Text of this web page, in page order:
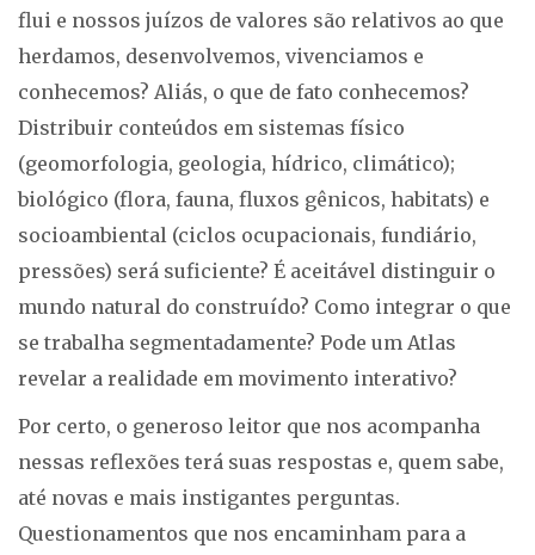
flui e nossos juízos de valores são relativos ao que
herdamos, desenvolvemos, vivenciamos e
conhecemos? Aliás, o que de fato conhecemos?
Distribuir conteúdos em sistemas físico
(geomorfologia, geologia, hídrico, climático);
biológico (flora, fauna, fluxos gênicos, habitats) e
socioambiental (ciclos ocupacionais, fundiário,
pressões) será suficiente? É aceitável distinguir o
mundo natural do construído? Como integrar o que
se trabalha segmentadamente? Pode um Atlas
revelar a realidade em movimento interativo?
Por certo, o generoso leitor que nos acompanha
nessas reflexões terá suas respostas e, quem sabe,
até novas e mais instigantes perguntas.
Questionamentos que nos encaminham para a